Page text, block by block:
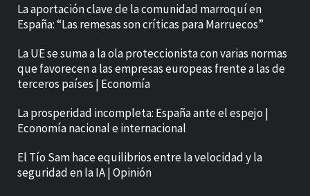
La aportación clave de la comunidad marroquí en
España: “Las remesas son críticas para Marruecos”
La UE se suma a la ola proteccionista con varias normas
que favorecen a las empresas europeas frente a las de
terceros países | Economía
La prosperidad incompleta: España ante el espejo |
Economía nacional e internacional
El Tío Sam hace equilibrios entre la velocidad y la
seguridad en la IA | Opinión